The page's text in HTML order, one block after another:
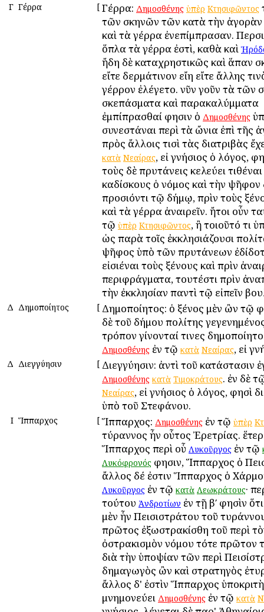
Γ Γέρρα [ Γέρρα: Δημοσθένης ὑπὲρ Κτησιφῶντος
τῶν σκηνῶν τῶν κατὰ τὴν ἀγορὰν
καὶ τὰ γέρρα ἐνεπίμπρασαν.
ὅπλα τὰ γέρρα ἐστὶ, καθὰ καὶ
ἤδη δὲ καταχρηστικῶς καὶ ἅπαν
εἴτε δερμάτινον εἴη εἴτε ἄλλης
γέρρον ἐλέγετο. νῦν γοῦν τὰ τῶν
σκεπάσματα καὶ παρακαλύμματα
ἐμπίπρασθαί φησιν ὁ Δημοσθένης
συνεστάναι περὶ τὰ ὤνια ἐπὶ τῆς
πρὸς ἄλλοις τισὶ τὰς διατριβὰς
κατὰ Νεαίρας, εἰ γνήσιος ὁ λόγος,
τοὺς δὲ πρυτάνεις κελεύει
καδίσκους ὁ νόμος καὶ τὴν ψῆφον
προσιόντι τῷ δήμῳ, πρὶν τοὺς
καὶ τὰ γέρρα ἀναιρεῖν. ἤτοι οὖν
τῷ ὑπὲρ Κτησιφῶντος, ἢ τοιοῦτό τι
ὡς παρὰ τοῖς ἐκκλησιάζουσι
ψῆφος ὑπὸ τῶν πρυτάνεων
εἰσιέναι τοὺς ξένους καὶ πρὶν
περιφράγματα, τουτέστι πρὶν
τὴν ἐκκλησίαν παντὶ τῷ εἰπεῖν
Δ Δημοποίητος [ Δημοποίητος: ὁ ξένος μὲν ὢν τῷ
δὲ τοῦ δήμου πολίτης
τρόπον γίνονταί τινες
Δημοσθένης ἐν τῷ κατὰ Νεαίρας, εἰ
Δ Διεγγύησιν [ Διεγγύησιν: ἀντὶ τοῦ κατάστασιν
Δημοσθένης κατὰ Τιμοκράτους. ἐν δὲ
Νεαίρας, εἰ γνήσιος ὁ λόγος, φησὶ
ὑπὸ τοῦ Στεφάνου.
Ι Ἵππαρχος [ Ἵππαρχος: Δημοσθένης ἐν τῷ ὑπὲρ
τύραννος ἦν οὗτος Ἐρετρίας.
Ἵππαρχος περὶ οὗ Λυκοῦργος ἐν τῷ
Λυκόφρονός φησιν, Ἵππαρχος ὁ
ἄλλος δέ ἐστιν Ἵππαρχος ὁ
Λυκοῦργος ἐν τῷ κατὰ Λεωκράτους·
τούτου Ἀνδροτίων ἐν τῇ βʹ φησὶν
μὲν ἦν Πεισιστράτου τοῦ
πρῶτος ἐξωστρακίσθη τοῦ περὶ
ὀστρακισμὸν νόμου τότε πρῶτον
διὰ τὴν ὑποψίαν τῶν περὶ
δημαγωγὸς ὢν καὶ στρατηγὸς
ἄλλος δ' ἐστὶν Ἵππαρχος
μνημονεύει Δημοσθένης ἐν τῷ κατὰ